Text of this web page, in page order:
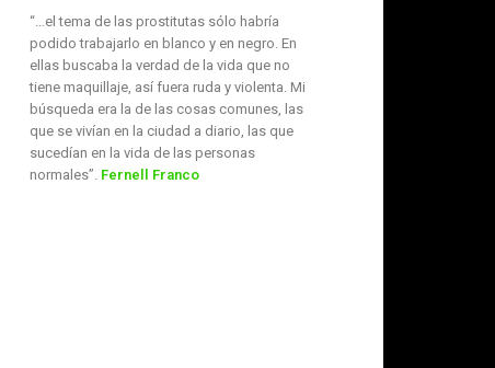
“…el tema de las prostitutas sólo habría
podido trabajarlo en blanco y en negro. En
ellas buscaba la verdad de la vida que no
tiene maquillaje, así fuera ruda y violenta. Mi
búsqueda era la de las cosas comunes, las
que se vivían en la ciudad a diario, las que
sucedían en la vida de las personas
normales”. Fernell Franco